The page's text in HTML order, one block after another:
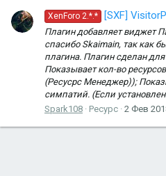
XenForo 2.*.* [SXF]
Плагин добавляет виджет
спасибо Skaimain, так как
плагина. Плагин сделан
Показывает кол-во
(Ресусрс Менеджер));
симпатий. (Если установлен
Spark108
Ресурс 2 Фев